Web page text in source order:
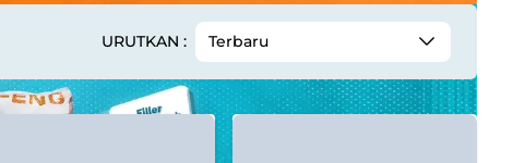
URUTKAN : Terbaru